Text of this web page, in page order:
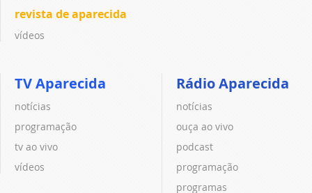
revista de aparecida
vídeos
TV Aparecida
notícias
programação
tv ao vivo
vídeos
Rádio Aparecida
notícias
ouça ao vivo
podcast
programação
programas